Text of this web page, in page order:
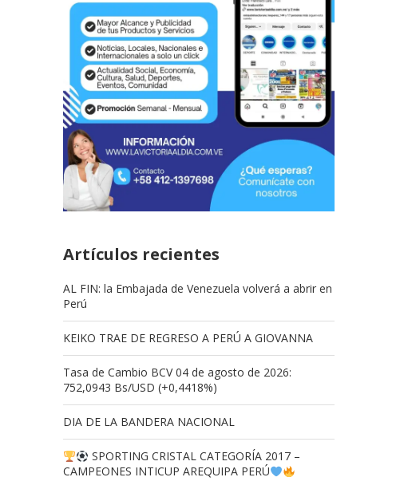
Artículos recientes
AL FIN: la Embajada de Venezuela volverá a abrir en
Perú
KEIKO TRAE DE REGRESO A PERÚ A GIOVANNA
Tasa de Cambio BCV 04 de agosto de 2026:
752,0943 Bs/USD (+0,4418%)
DIA DE LA BANDERA NACIONAL
SPORTING CRISTAL CATEGORÍA 2017 –
CAMPEONES INTICUP AREQUIPA PERÚ